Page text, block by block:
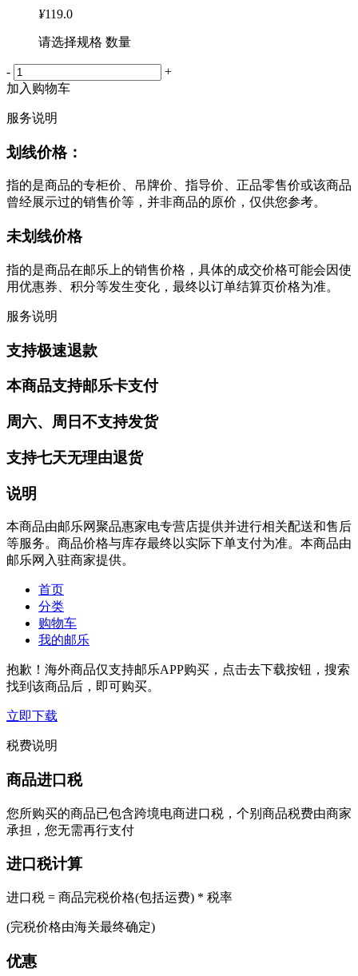
¥119.0
请选择规格 数量
-
+
加入购物车
服务说明
划线价格：
指的是商品的专柜价、吊牌价、指导价、正品零售价或该商品
曾经展示过的销售价等，并非商品的原价，仅供您参考。
未划线价格
指的是商品在邮乐上的销售价格，具体的成交价格可能会因使
用优惠券、积分等发生变化，最终以订单结算页价格为准。
服务说明
支持极速退款
本商品支持邮乐卡支付
周六、周日不支持发货
支持七天无理由退货
说明
本商品由邮乐网聚品惠家电专营店提供并进行相关配送和售后
等服务。商品价格与库存最终以实际下单支付为准。本商品由
邮乐网入驻商家提供。
首页
分类
购物车
我的邮乐
抱歉！海外商品仅支持邮乐APP购买，点击去下载按钮，搜索
找到该商品后，即可购买。
立即下载
税费说明
商品进口税
您所购买的商品已包含跨境电商进口税，个别商品税费由商家
承担，您无需再行支付
进口税计算
进口税 = 商品完税价格(包括运费) * 税率
(完税价格由海关最终确定)
优惠